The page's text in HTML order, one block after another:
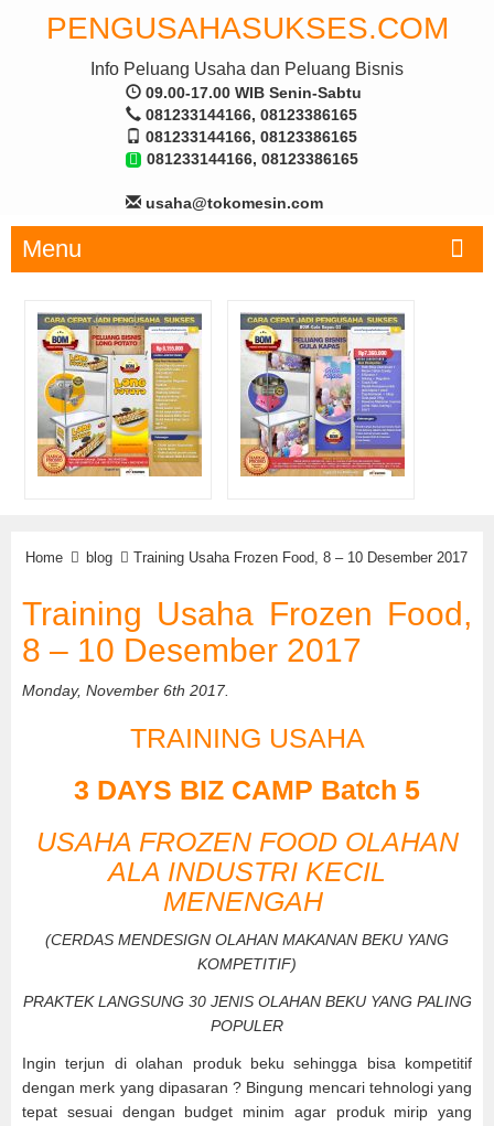
PENGUSAHASUKSES.COM
Info Peluang Usaha dan Peluang Bisnis
09.00-17.00 WIB Senin-Sabtu
081233144166, 08123386165
081233144166, 08123386165
081233144166, 08123386165
usaha@tokomesin.com
Menu
Home blog Training Usaha Frozen Food, 8 – 10 Desember 2017
Training Usaha Frozen Food,
8 – 10 Desember 2017
Monday, November 6th 2017.
TRAINING USAHA
3 DAYS BIZ CAMP Batch 5
USAHA FROZEN FOOD OLAHAN
ALA INDUSTRI KECIL
MENENGAH
(CERDAS MENDESIGN OLAHAN MAKANAN BEKU YANG
KOMPETITIF)
PRAKTEK LANGSUNG 30 JENIS OLAHAN BEKU YANG PALING
POPULER
Ingin terjun di olahan produk beku sehingga bisa kompetitif
dengan merk yang dipasaran ? Bingung mencari tehnologi yang
tepat sesuai dengan budget minim agar produk mirip yang